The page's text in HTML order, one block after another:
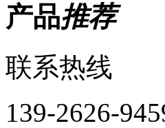
产品推荐
联系热线
139-2626-